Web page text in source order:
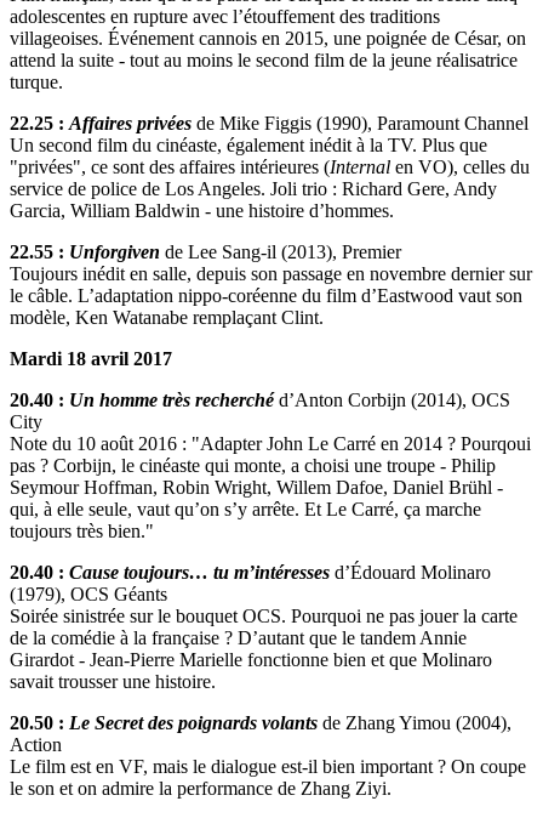
adolescentes en rupture avec l’étouffement des traditions
villageoises. Événement cannois en 2015, une poignée de César, on
attend la suite - tout au moins le second film de la jeune réalisatrice
turque.
22.25 : Affaires privées de Mike Figgis (1990), Paramount Channel
Un second film du cinéaste, également inédit à la TV. Plus que
"privées", ce sont des affaires intérieures (Internal en VO), celles du
service de police de Los Angeles. Joli trio : Richard Gere, Andy
Garcia, William Baldwin - une histoire d’hommes.
22.55 : Unforgiven de Lee Sang-il (2013), Premier
Toujours inédit en salle, depuis son passage en novembre dernier sur
le câble. L’adaptation nippo-coréenne du film d’Eastwood vaut son
modèle, Ken Watanabe remplaçant Clint.
Mardi 18 avril 2017
20.40 : Un homme très recherchéd’Anton Corbijn (2014), OCS
City
Note du 10 août 2016 : "Adapter John Le Carré en 2014 ? Pourqoui
pas ? Corbijn, le cinéaste qui monte, a choisi une troupe - Philip
Seymour Hoffman, Robin Wright, Willem Dafoe, Daniel Brühl -
qui, à elle seule, vaut qu’on s’y arrête. Et Le Carré, ça marche
toujours très bien."
20.40 : Cause toujours… tu m’intéresses d’Édouard Molinaro
(1979), OCS Géants
Soirée sinistrée sur le bouquet OCS. Pourquoi ne pas jouer la carte
de la comédie à la française ? D’autant que le tandem Annie
Girardot - Jean-Pierre Marielle fonctionne bien et que Molinaro
savait trousser une histoire.
20.50 : Le Secret des poignards volants de Zhang Yimou (2004),
Action
Le film est en VF, mais le dialogue est-il bien important ? On coupe
le son et on admire la performance de Zhang Ziyi.